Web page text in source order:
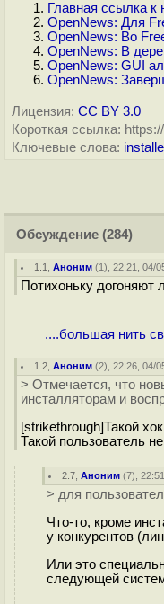
Главная ссылка к
OpenNews: Для
OpenNews: Во
OpenNews: В
OpenNews: GUI
OpenNews:
Лицензия: CC BY 3.0
Короткая ссылка:
Ключевые слова:
Обсуждение (284)
1.1 ,Аноним (1), 22:21, 04/
Потихоньку догоняют
....большая нить
1.2 ,Аноним (2), 22:26, 04/
> Отмечается, что
инсталляторам и
[strikethrough]Такой
Такой пользователь
2.7 ,Аноним (7),
> для
Что-то, кроме
у конкурентов
Или это
следующей